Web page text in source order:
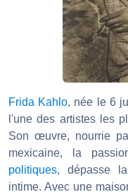
Frida Kahlo, née le 6
l'une des artistes les
Son œuvre, nourrie
mexicaine, la
politiques, dépasse
intime. Avec une